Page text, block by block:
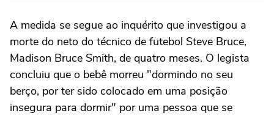
A medida se segue ao inquérito que investigou a
morte do neto do técnico de futebol Steve Bruce,
Madison Bruce Smith, de quatro meses. O legista
concluiu que o bebê morreu "dormindo no seu
berço, por ter sido colocado em uma posição
insegura para dormir" por uma pessoa que se